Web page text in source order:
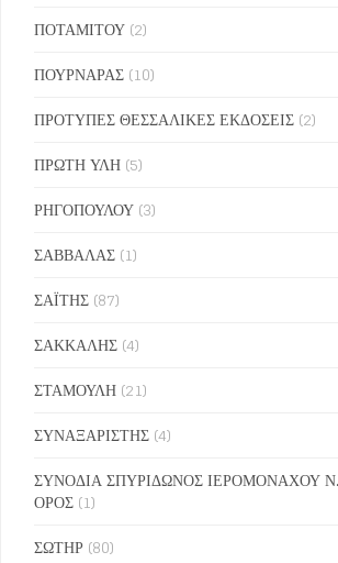
ΠΟΤΑΜΙΤΟΥ (2)
ΠΟΥΡΝΑΡΑΣ (10)
ΠΡΟΤΥΠΕΣ ΘΕΣΣΑΛΙΚΕΣ ΕΚΔΟΣΕΙΣ (2)
ΠΡΩΤΗ ΥΛΗ (5)
ΡΗΓΟΠΟΥΛΟΥ (3)
ΣΑΒΒΑΛΑΣ (1)
ΣΑΪΤΗΣ (87)
ΣΑΚΚΑΛΗΣ (4)
ΣΤΑΜΟΥΛΗ (21)
ΣΥΝΑΞΑΡΙΣΤΗΣ (4)
ΣΥΝΟΔΙΑ ΣΠΥΡΙΔΩΝΟΣ ΙΕΡΟΜΟΝΑΧΟΥ
ΟΡΟΣ (1)
ΣΩΤΗΡ (80)